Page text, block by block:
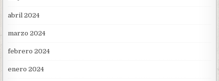
abril 2024
marzo 2024
febrero 2024
enero 2024